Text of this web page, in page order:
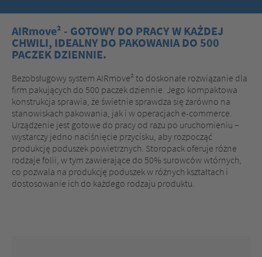
AIRmove² - GOTOWY DO PRACY W KAŻDEJ
CHWILI, IDEALNY DO PAKOWANIA DO 500
PACZEK DZIENNIE.
Bezobsługowy system AIRmove² to doskonałe rozwiązanie dla
firm pakujących do 500 paczek dziennie. Jego kompaktowa
konstrukcja sprawia, że świetnie sprawdza się zarówno na
stanowiskach pakowania, jak i w operacjach e-commerce.
Urządzenie jest gotowe do pracy od razu po uruchomieniu –
wystarczy jedno naciśnięcie przycisku, aby rozpocząć
produkcję poduszek powietrznych. Storopack oferuje różne
rodzaje folii, w tym zawierające do 50% surowców wtórnych,
co pozwala na produkcję poduszek w różnych kształtach i
dostosowanie ich do każdego rodzaju produktu.